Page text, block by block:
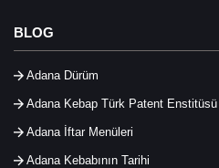
BLOG
Adana Dürüm
Adana Kebap Türk Patent Enstitüsü
Adana İftar Menüleri
Adana Kebabının Tarihi